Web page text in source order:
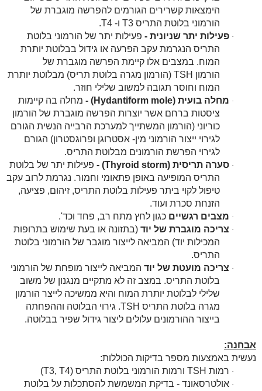
הימצאות קשרירים הגורמים להפרשה מוגברת של
הורמוני בלוטת התריס T3 ו- T4
.
· פעילות יתר שניונית - פעילות יתר של הורמוני בלוטת
התריס הנגרמת עקב הפרעה או גידול בבלוטת יותרת
המוח. במצבים אלו קיימת הפרשה מוגברת של
הורמון TSH (הורמון מגרה בלוטת תריס) מבלוטת יותרת
המוח וחוסר תגובה למשוב שלילי חוזר.
· מחלה בועית (Hydantiform mole
) - מחלה בה קיימות
ציסטות ברחם אשר יוצרות הפרשה מוגברת של הורמון
כוריוני (הורמון המשתייך למערכת הרבייה הנשית הגורם
לגירוי ייצור הורמוני מין- אסטרוגן ופרוגסטרון) הגורם
לגירוי הפרשת הורמונים מבלוטת התריס.
· סערה תריסית (Thyroid storm
) - פעילות יתר של בלוטת
התריס המופיעה באופן פתאומי וחמור. נגרמת לרוב עקב
טיפול לקוי ביתר פעילות בלוטת התריס, זיהום, פציעה,
הזנחת סכרת ועוד.
· מצבים רגשיים כגון לחץ מתח רב, פחד וכד'.
· צריכה מוגברת של יוד (בתזונה או בעת שימוש בתרופות
המכילות יוד) המביאה לייצור מוגבר של הורמוני בלוטת
התריס.
· צריכה מועטת של יוד המביאה לייצור מופחת של הורמוני
בלוטת התריס. במצב זה לא מתקיים מנגנון של משוב
שלילי לבלוטת יותרת המוח והיא ממשיכה לייצר הורמון
מגרה בלוטת התריס TSH. גירוי הבלוטה וההפחתה
בייצור ההורמונים עלולים ליצור גידול שפיר בבלוטה.
אבחנה:
נעשית באמצעות מספר בדיקות הכוללות:
· רמות TSH ורמות הורמוני בלוטת התריס (T3, T4
)
· אולטרסאונד - בדיקת המשמשת להסתכלות על בלוטת